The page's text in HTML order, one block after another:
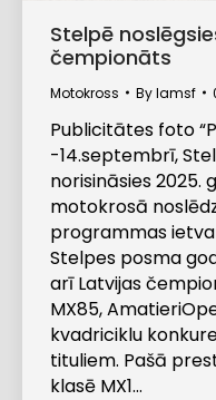
Stelpē
čempionāts
Motokross Bylamsf
Publicitātes foto
-14.septembrī,
norisināsies 2025.
motokrosā
programmas
Stelpes posma
arī Latvijas
MX85,
kvadriciklu
tituliem. Pašā
klasē MX1…